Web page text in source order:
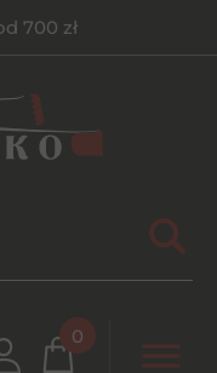
700 zł
0